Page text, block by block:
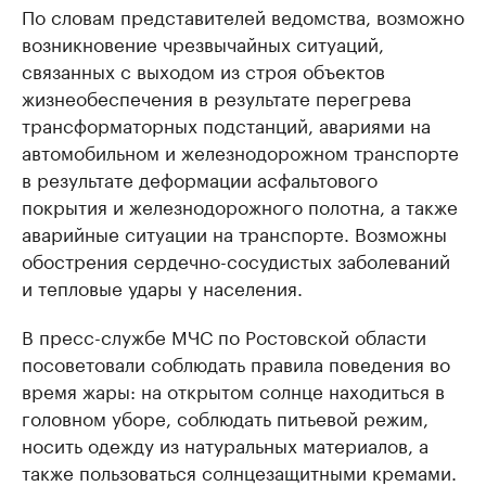
По словам представителей ведомства, возможно
возникновение чрезвычайных ситуаций,
связанных с выходом из строя объектов
жизнеобеспечения в результате перегрева
трансформаторных подстанций, авариями на
автомобильном и железнодорожном транспорте
в результате деформации асфальтового
покрытия и железнодорожного полотна, а также
аварийные ситуации на транспорте. Возможны
обострения сердечно-сосудистых заболеваний
и тепловые удары у населения.
В пресс-службе МЧС по Ростовской области
посоветовали соблюдать правила поведения во
время жары: на открытом солнце находиться в
головном уборе, соблюдать питьевой режим,
носить одежду из натуральных материалов, а
также пользоваться солнцезащитными кремами.